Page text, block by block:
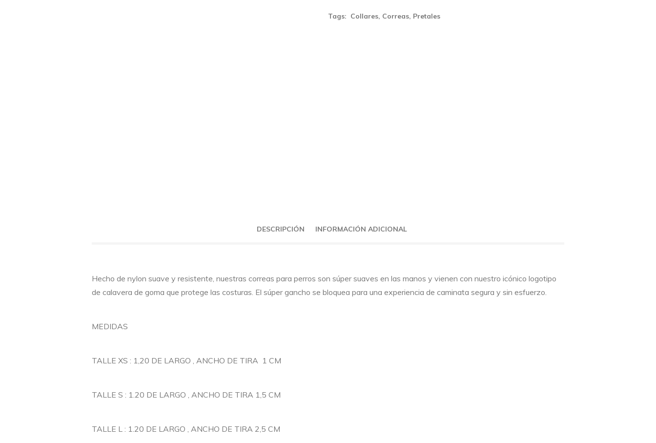
Tags: Collares, Correas, Pretales
DESCRIPCIÓN INFORMACIÓN ADICIONAL
Hecho de nylon suave y resistente, nuestras correas para perros son súper suaves en las manos y vienen con nuestro icónico logotipo
de calavera de goma que protege las costuras. El súper gancho se bloquea para una experiencia de caminata segura y sin esfuerzo.
MEDIDAS
TALLE XS : 1,20 DE LARGO , ANCHO DE TIRA 1 CM
TALLE S : 1.20 DE LARGO , ANCHO DE TIRA 1,5 CM
TALLE L : 1.20 DE LARGO , ANCHO DE TIRA 2,5 CM